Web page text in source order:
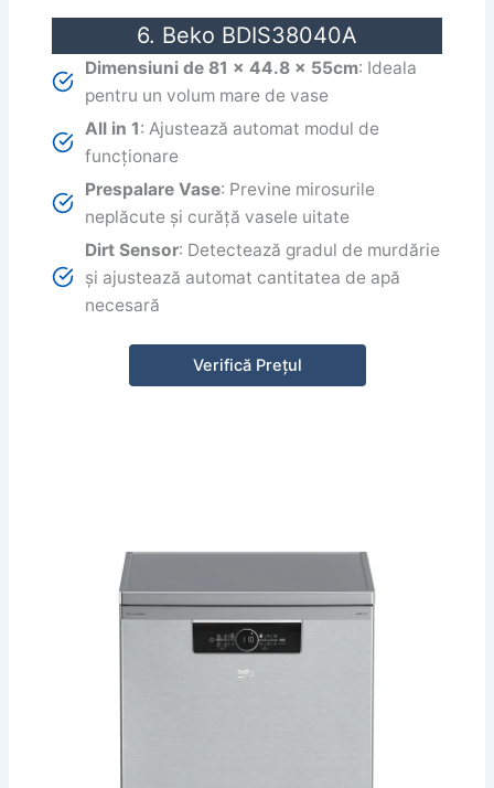
6. Beko BDIS38040A
Dimensiuni de 81 x 44.8 x 55cm: Ideala
pentru un volum mare de vase
All in 1: Ajustează automat modul de
funcționare
Prespalare Vase: Previne mirosurile
neplăcute și curăță vasele uitate
Dirt Sensor: Detectează gradul de murdărie
și ajustează automat cantitatea de apă
necesară
Verifică Prețul